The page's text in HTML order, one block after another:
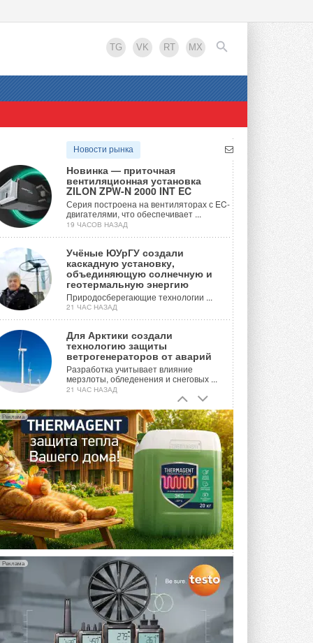
TG VK RT MX
EN
Новости рынка
Новинка — приточная
вентиляционная установка
ZILON ZPW-N 2000 INT EC
Серия построена на вентиляторах с EC-
двигателями, что обеспечивает ...
19 ЧАСОВ НАЗАД
Учёные ЮУрГУ создали
каскадную установку,
объединяющую солнечную и
геотермальную энергию
Природосберегающие технологии ...
21 ЧАС НАЗАД
Для Арктики создали
технологию защиты
ветрогенераторов от аварий
Разработка учитывает влияние
мерзлоты, обледенения и снеговых ...
21 ЧАС НАЗАД
Гибридный тепловой насос PV/T
с одним общим испарителем
Исследователи предложили
конструкцию двухисточникового ...
ВЧЕРА
21-й ежегодный форум
«ЦОД-2026»
Мероприятие пройдет 2-3 сентября в
отеле Radisson Slavyanskaya. Форум
посетит более двух тысяч участников ...
ВЧЕРА
Китайская Shenling представила
линейку тепловых насосов
«воздух-вода» на R290
Серия ThermaX R290 All-In-One
включает три модели ...
4 АВГУСТА 2026
Реклама
Реклама